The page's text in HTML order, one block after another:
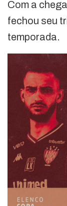
Com a
fechou seu
temporada.